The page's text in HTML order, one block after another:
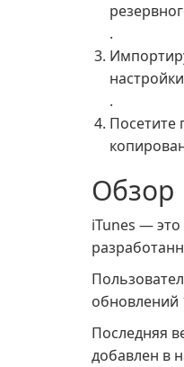
.
.
Посетите
Обзор
iTunes —
обновлений
Последняя
добавлен в